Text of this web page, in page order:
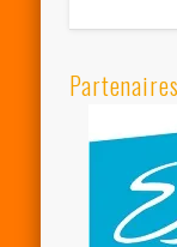
Partenaires